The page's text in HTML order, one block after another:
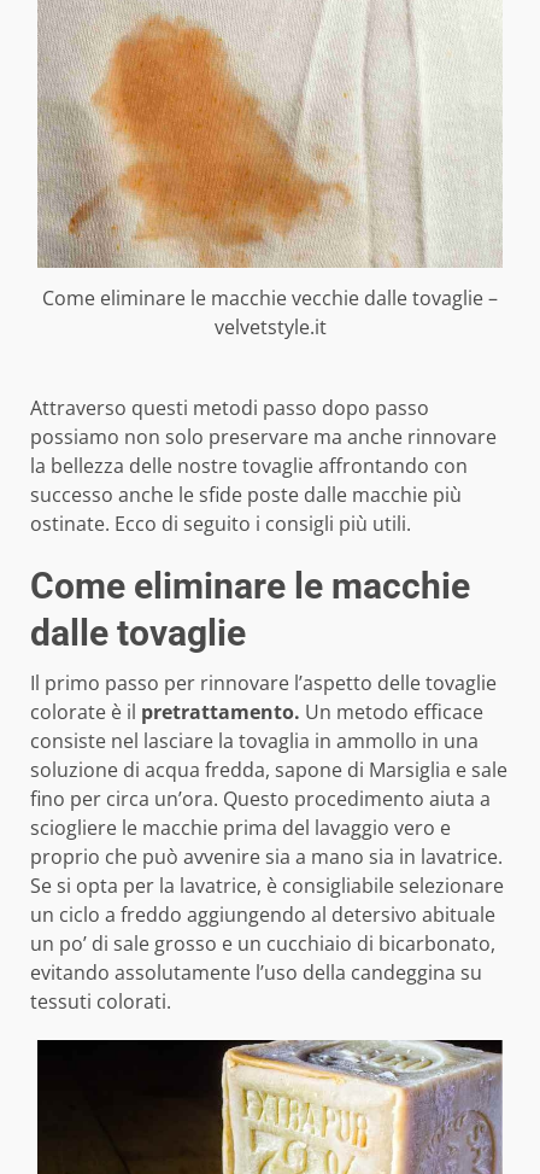
Come eliminare le macchie vecchie dalle tovaglie –
velvetstyle.it
Attraverso questi metodi passo dopo passo
possiamo non solo preservare ma anche rinnovare
la bellezza delle nostre tovaglie affrontando con
successo anche le sfide poste dalle macchie più
ostinate. Ecco di seguito i consigli più utili.
Come eliminare le macchie
dalle tovaglie
Il primo passo per rinnovare l’aspetto delle tovaglie
colorate è il pretrattamento. Un metodo efficace
consiste nel lasciare la tovaglia in ammollo in una
soluzione di acqua fredda, sapone di Marsiglia e sale
fino per circa un’ora. Questo procedimento aiuta a
sciogliere le macchie prima del lavaggio vero e
proprio che può avvenire sia a mano sia in lavatrice.
Se si opta per la lavatrice, è consigliabile selezionare
un ciclo a freddo aggiungendo al detersivo abituale
un po’ di sale grosso e un cucchiaio di bicarbonato,
evitando assolutamente l’uso della candeggina su
tessuti colorati.